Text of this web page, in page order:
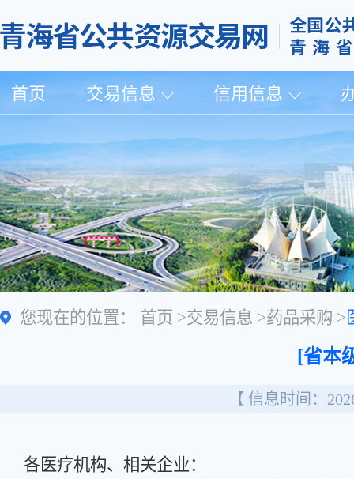
首页 交易信息 信用信息
您现在的位置： 首页 >交易信息 >药品采购 >
[省本
【 信息时间：
各医疗机构、相关企业：